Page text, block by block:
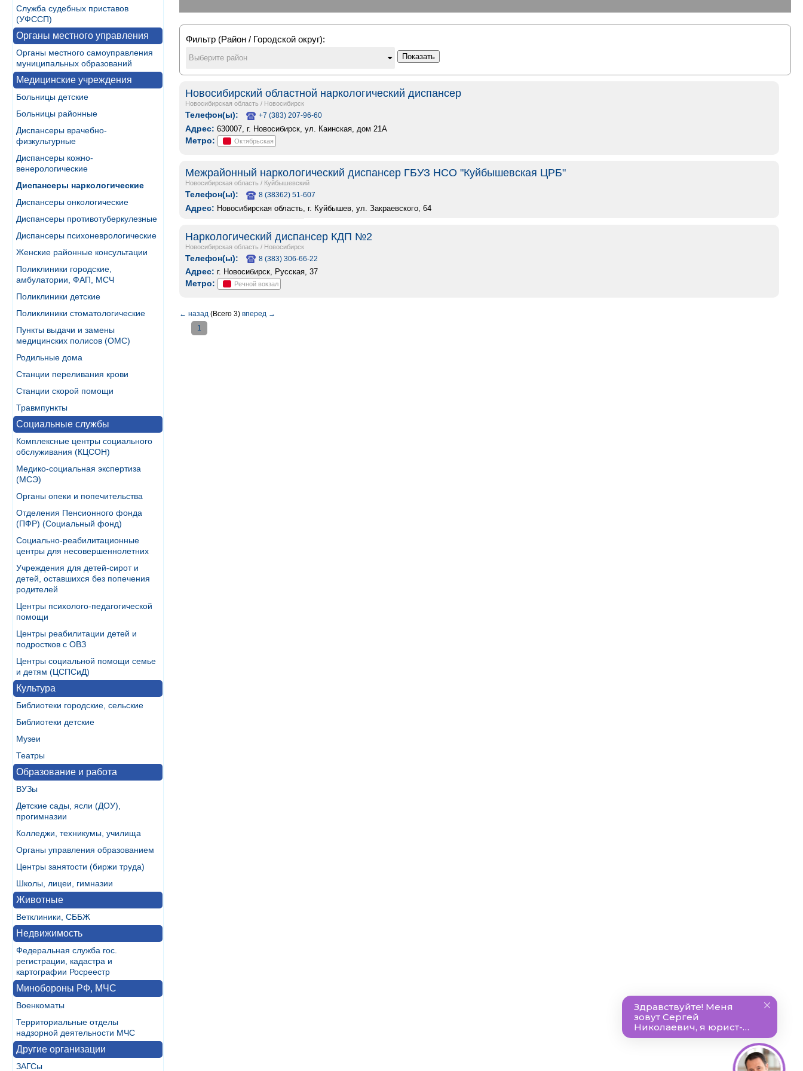
Служба судебных приставов
(УФССП)
Органы местного управления
Органы местного самоуправления
муниципальных образований
Медицинские учреждения
Больницы детские
Больницы районные
Диспансеры врачебно-
физкультурные
Диспансеры кожно-
венерологические
Диспансеры наркологические
Диспансеры онкологические
Диспансеры противотуберкулезные
Диспансеры психоневрологические
Женские районные консультации
Поликлиники городские,
амбулатории, ФАП, МСЧ
Поликлиники детские
Поликлиники стоматологические
Пункты выдачи и замены
медицинских полисов (ОМС)
Родильные дома
Станции переливания крови
Станции скорой помощи
Травмпункты
Социальные службы
Комплексные центры социального
обслуживания (КЦСОН)
Медико-социальная экспертиза
(МСЭ)
Органы опеки и попечительства
Отделения Пенсионного фонда
(ПФР) (Социальный фонд)
Социально-реабилитационные
центры для несовершеннолетних
Учреждения для детей-сирот и
детей, оставшихся без попечения
родителей
Центры психолого-педагогической
помощи
Центры реабилитации детей и
подростков с ОВЗ
Центры социальной помощи семье
и детям (ЦСПСиД)
Культура
Библиотеки городские, сельские
Библиотеки детские
Музеи
Театры
Образование и работа
ВУЗы
Детские сады, ясли (ДОУ),
прогимназии
Колледжи, техникумы, училища
Органы управления образованием
Центры занятости (биржи труда)
Школы, лицеи, гимназии
Животные
Ветклиники, СББЖ
Недвижимость
Федеральная служба гос.
регистрации, кадастра и
картографии Росреестр
Минобороны РФ, МЧС
Военкоматы
Территориальные отделы
надзорной деятельности МЧС
Другие организации
ЗАГСы
Фильтр (Район / Городской округ):
Выберите район Показать
Новосибирский областной наркологический диспансер
Новосибирская область / Новосибирск
Телефон(ы): +7 (383) 207-96-60
Адрес: 630007, г. Новосибирск, ул. Каинская, дом 21А
Метро: Октябрьская
Межрайонный наркологический диспансер ГБУЗ НСО "Куйбышевская ЦРБ"
Новосибирская область / Куйбышевский
Телефон(ы): 8 (38362) 51-607
Адрес: Новосибирская область, г. Куйбышев, ул. Закраевского, 64
Наркологический диспансер КДП №2
Новосибирская область / Новосибирск
Телефон(ы): 8 (383) 306-66-22
Адрес: г. Новосибирск, Русская, 37
Метро: Речной вокзал
← назад (Всего 3) вперед →
1